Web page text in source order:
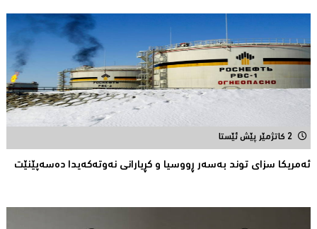
2 کاتژمێر پێش ئێستا
ئەمریكا سزای توند بەسەر ڕووسیا و كڕیارانی نەوتەكەیدا دەسەپێنێت